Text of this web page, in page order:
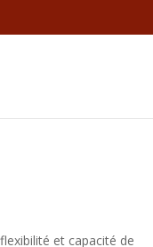
et capacité de